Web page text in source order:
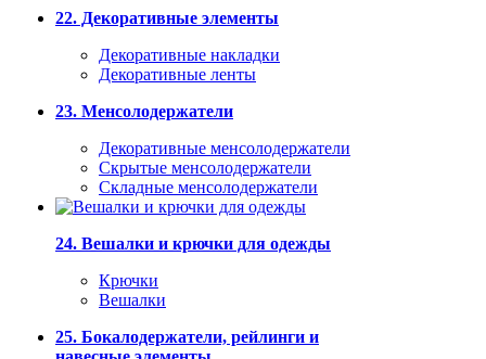
22. Декоративные элементы
Декоративные накладки
Декоративные ленты
23. Менсолодержатели
Декоративные менсолодержатели
Скрытые менсолодержатели
Складные менсолодержатели
24. Вешалки и крючки для одежды
Крючки
Вешалки
25. Бокалодержатели, рейлинги и